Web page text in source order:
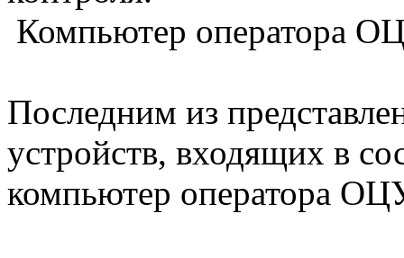
Компьютер оператора
Последним из
устройств, входящих в
компьютер оператора